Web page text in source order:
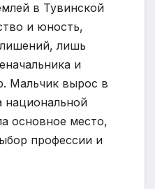
в Тувинской
и юность,
лишь
и
Мальчик вырос в
национальной
основное место,
профессии и